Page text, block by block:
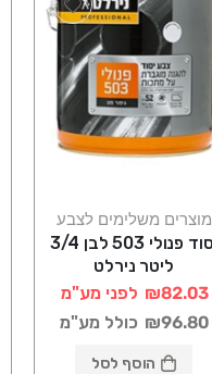
מוצרים משלימים לצבע
יסוד פנולי 503 לבן 3/4
ליטר נירלט
₪82.03 לפני מע"מ
₪96.80 כולל מע"מ
הוסף לסל